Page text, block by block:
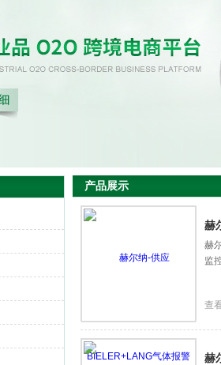
产品展示
赫
赫
监
查
赫